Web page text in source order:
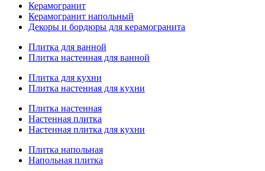
Керамогранит
Керамогранит напольный
Декоры и бордюры для керамогранита
Плитка для ванной
Плитка настенная для ванной
Плитка для кухни
Плитка настенная для кухни
Плитка настенная
Настенная плитка
Настенная плитка для кухни
Плитка напольная
Напольная плитка